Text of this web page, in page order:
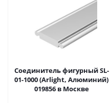
Соединитель фигурный SL-
01-1000 (Arlight, Алюминий)
019856 в Москве